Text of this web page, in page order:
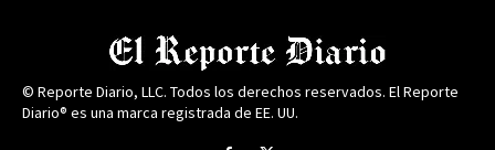
© Reporte Diario, LLC. Todos los derechos reservados. El Reporte
Diario® es una marca registrada de EE. UU.